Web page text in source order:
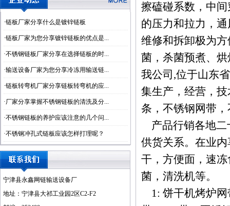
·链板厂家分享什么是镀锌链板
·链板厂家为您分享镀锌链板的优点是...
·不锈钢链板厂家分享在选择链板的时...
·输送设备厂家为您分享冷冻用输送链...
·链板转弯机厂家分享链板转弯机的应...
·厂家分享掌握不锈钢链板的清洗及分...
·不锈钢链板的养护应该注意的几个问...
·不锈钢冲孔式链板应该怎样打理呢？
宁津县永鑫网链输送设备厂
地址：宁津县大祁工业园2区C2-F2
擦磕碰系数，中
的压力和拉力，
维修和拆卸极为
菌，杀菌预煮、
我公司,位于山东
集生产，经营，
条，不锈钢网带
产品行销各地二
供货关系。在业
干，方便面，速
菌，清洗机等。
1: 饼干机烤炉网